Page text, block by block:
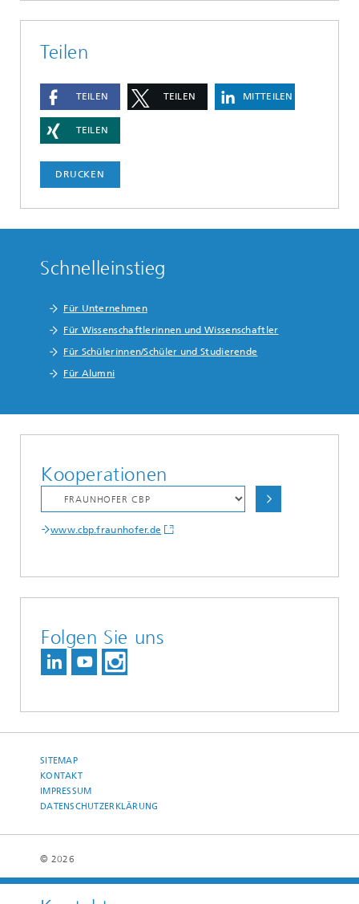
Teilen
TEILEN TEILEN MITTEILEN
TEILEN
DRUCKEN
Schnelleinstieg
Für Unternehmen
Für Wissenschaftlerinnen und Wissenschaftler
Für Schülerinnen/Schüler und Studierende
Für Alumni
Kooperationen
www.cbp.fraunhofer.de
Folgen Sie uns
SITEMAP
KONTAKT
IMPRESSUM
DATENSCHUTZERKLÄRUNG
© 2026